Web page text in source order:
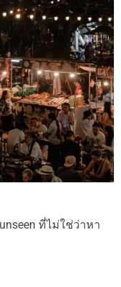
ที่ไม่ใช่ว่าหา